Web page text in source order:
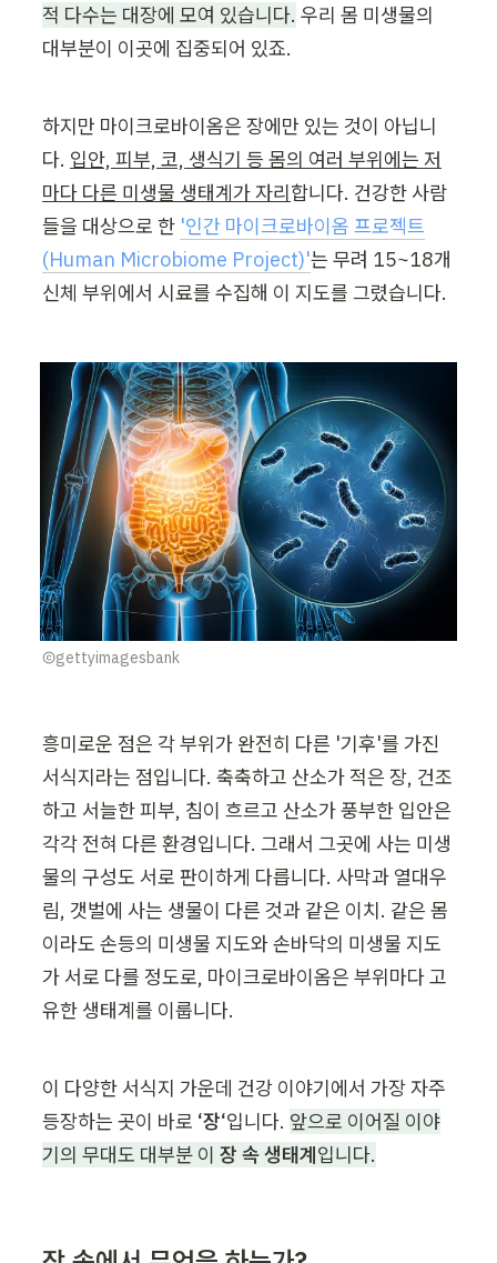
적 다수는 대장에 모여 있습니다. 우리 몸 미생물의
대부분이 이곳에 집중되어 있죠.
하지만 마이크로바이옴은 장에만 있는 것이 아닙니
다. 입안, 피부, 코, 생식기 등 몸의 여러 부위에는 저
마다 다른 미생물 생태계가 자리합니다. 건강한 사람
들을 대상으로 한 '인간 마이크로바이옴 프로젝트
(Human Microbiome Project)'는 무려 15~18개
신체 부위에서 시료를 수집해 이 지도를 그렸습니다.
Ⓒgettyimagesbank
흥미로운 점은 각 부위가 완전히 다른 '기후'를 가진
서식지라는 점입니다. 축축하고 산소가 적은 장, 건조
하고 서늘한 피부, 침이 흐르고 산소가 풍부한 입안은
각각 전혀 다른 환경입니다. 그래서 그곳에 사는 미생
물의 구성도 서로 판이하게 다릅니다. 사막과 열대우
림, 갯벌에 사는 생물이 다른 것과 같은 이치. 같은 몸
이라도 손등의 미생물 지도와 손바닥의 미생물 지도
가 서로 다를 정도로, 마이크로바이옴은 부위마다 고
유한 생태계를 이룹니다.
이 다양한 서식지 가운데 건강 이야기에서 가장 자주
등장하는 곳이 바로 ‘장‘입니다. 앞으로 이어질 이야
기의 무대도 대부분 이 장 속 생태계입니다.